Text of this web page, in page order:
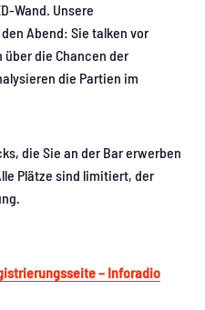
Wand. Unsere
Abend: Sie talken vor
die Chancen der
die Partien im
die Sie an der Bar erwerben
Plätze sind limitiert, der
– Inforadio